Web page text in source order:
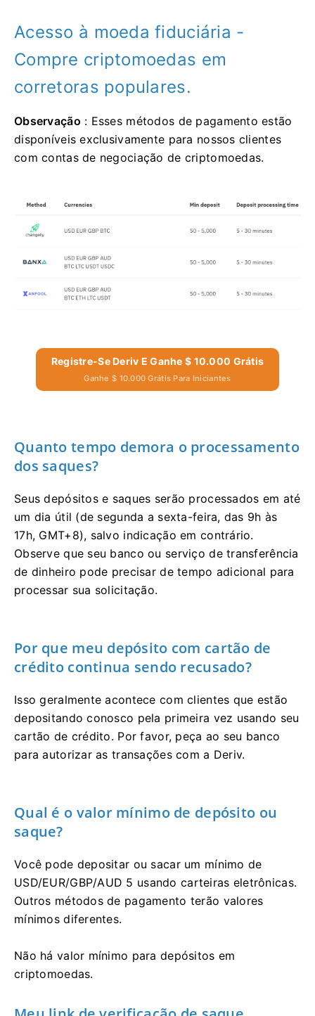
Acesso à moeda fiduciária -
Compre criptomoedas em
corretoras populares.
Observação : Esses métodos de pagamento estão
disponíveis exclusivamente para nossos clientes
com contas de negociação de criptomoedas.
Registre-Se Deriv E Ganhe $ 10.000 Grátis
Ganhe $ 10.000 Grátis Para Iniciantes
Quanto tempo demora o processamento
dos saques?
Seus depósitos e saques serão processados ​​em até
um dia útil (de segunda a sexta-feira, das 9h às
17h, GMT+8), salvo indicação em contrário.
Observe que seu banco ou serviço de transferência
de dinheiro pode precisar de tempo adicional para
processar sua solicitação.
Por que meu depósito com cartão de
crédito continua sendo recusado?
Isso geralmente acontece com clientes que estão
depositando conosco pela primeira vez usando seu
cartão de crédito. Por favor, peça ao seu banco
para autorizar as transações com a Deriv.
Qual é o valor mínimo de depósito ou
saque?
Você pode depositar ou sacar um mínimo de
USD/EUR/GBP/AUD 5 usando carteiras eletrônicas.
Outros métodos de pagamento terão valores
mínimos diferentes.
Não há valor mínimo para depósitos em
criptomoedas.